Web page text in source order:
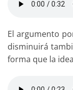
El argumento
disminuirá
forma que la